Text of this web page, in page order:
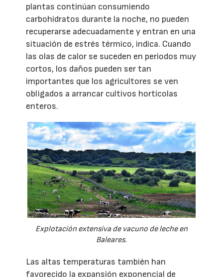
plantas continúan consumiendo
carbohidratos durante la noche, no pueden
recuperarse adecuadamente y entran en una
situación de estrés térmico, indica. Cuando
las olas de calor se suceden en periodos muy
cortos, los daños pueden ser tan
importantes que los agricultores se ven
obligados a arrancar cultivos hortícolas
enteros.
Explotación extensiva de vacuno de leche en
Baleares.
Las altas temperaturas también han
favorecido la expansión exponencial de